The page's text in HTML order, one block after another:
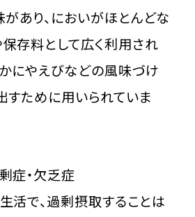
があり、においがほとんどな
存料として広く利用され
かにやえびなどの風味づけ
すために用いられていま
症・欠乏症
活で、過剰摂取することは